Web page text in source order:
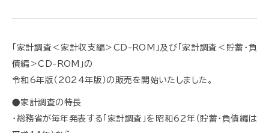
「家計調査＜家計収支編＞CD-ROM」及び「家計調査＜貯蓄・負
債編＞CD-ROM」の
令和6年版（2024年版）の販売を開始いたしました。
●家計調査の特長
・総務省が毎年発表する「家計調査」を昭和62年（貯蓄・負債編は